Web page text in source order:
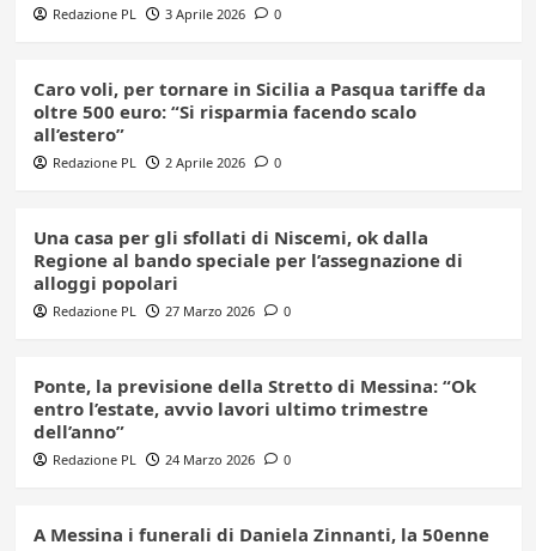
Redazione PL 3 Aprile 2026 0
Caro voli, per tornare in Sicilia a Pasqua tariffe da
oltre 500 euro: “Si risparmia facendo scalo
all’estero”
Redazione PL 2 Aprile 2026 0
Una casa per gli sfollati di Niscemi, ok dalla
Regione al bando speciale per l’assegnazione di
alloggi popolari
Redazione PL 27 Marzo 2026 0
Ponte, la previsione della Stretto di Messina: “Ok
entro l’estate, avvio lavori ultimo trimestre
dell’anno”
Redazione PL 24 Marzo 2026 0
A Messina i funerali di Daniela Zinnanti, la 50enne